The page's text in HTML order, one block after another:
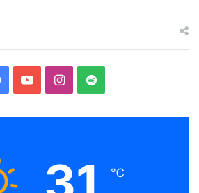
Facebook
YouTubeInstagram
Spotify
℃